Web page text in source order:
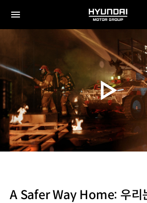
전체
HYUNDAI
MOTOR
GROUP
A Safer Way Home: 우리